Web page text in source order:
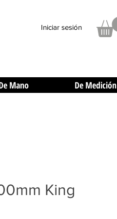
Iniciar sesión
Mano De Medición
King